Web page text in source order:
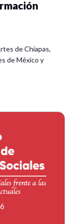
de Chiapas,
de México y